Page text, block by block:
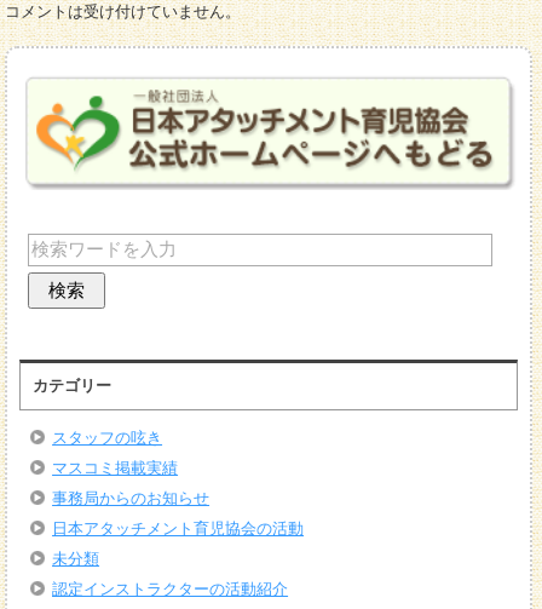
コメントは受け付けていません。
カテゴリー
スタッフの呟き
マスコミ掲載実績
事務局からのお知らせ
日本アタッチメント育児協会の活動
未分類
認定インストラクターの活動紹介